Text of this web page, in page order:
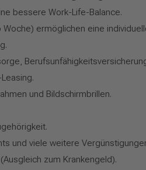
bessere Work-Life-Balance.
ermöglichen eine
und Bildschirmbrillen.
und viele weitere
zum Krankengeld).